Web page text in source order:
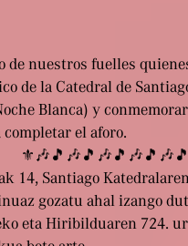
de nuestros fuelles
de la Catedral de
Blanca) y
completar el aforo.
14, Santiago
gozatu ahal izango
eta Hiribilduaren 724.